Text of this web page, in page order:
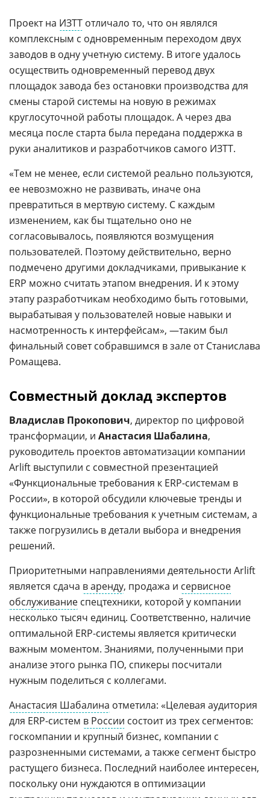
Проект на ИЗТТ отличало то, что он являлся
комплексным с одновременным переходом двух
заводов в одну учетную систему. В итоге удалось
осуществить одновременный перевод двух
площадок завода без остановки производства для
смены старой системы на новую в режимах
круглосуточной работы площадок. А через два
месяца после старта была передана поддержка в
руки аналитиков и разработчиков самого ИЗТТ.
«Тем не менее, если системой реально пользуются,
ее невозможно не развивать, иначе она
превратиться в мертвую систему. С каждым
изменением, как бы тщательно оно не
согласовывалось, появляются возмущения
пользователей. Поэтому действительно, верно
подмечено другими докладчиками, привыкание к
ERP можно считать этапом внедрения. И к этому
этапу разработчикам необходимо быть готовыми,
вырабатывая у пользователей новые навыки и
насмотренность к интерфейсам», —таким был
финальный совет собравшимся в зале от Станислава
Ромащева.
Совместный доклад экспертов
Владислав Прокопович, директор по цифровой
трансформации, и Анастасия Шабалина,
руководитель проектов автоматизации компании
Arlift выступили с совместной презентацией
«Функциональные требования к ERP-системам в
России», в которой обсудили ключевые тренды и
функциональные требования к учетным системам, а
также погрузились в детали выбора и внедрения
решений.
Приоритетными направлениями деятельности Arlift
является сдача в аренду, продажа и сервисное
обслуживание спецтехники, которой у компании
несколько тысяч единиц. Соответственно, наличие
оптимальной ERP-системы является критически
важным моментом. Знаниями, полученными при
анализе этого рынка ПО, спикеры посчитали
нужным поделиться с коллегами.
Анастасия Шабалина отметила: «Целевая аудитория
для ERP-систем в России состоит из трех сегментов:
госкомпании и крупный бизнес, компании с
разрозненными системами, а также сегмент быстро
растущего бизнеса. Последний наиболее интересен,
поскольку они нуждаются в оптимизации